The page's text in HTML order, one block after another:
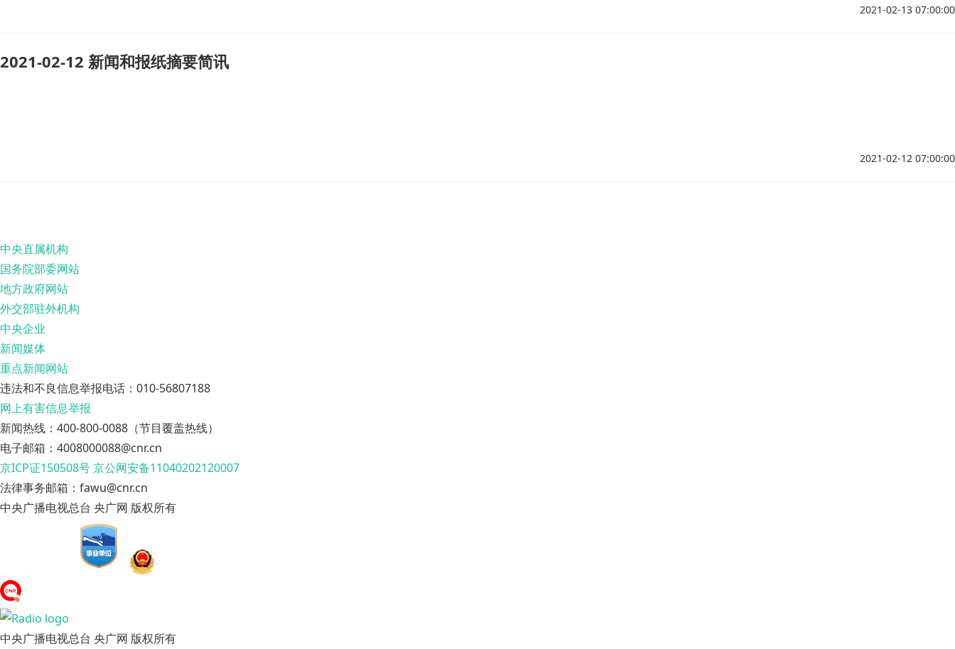
2021-02-13 07:00:00
2021-02-12 新闻和报纸摘要简讯
2021-02-12 07:00:00
中央直属机构
国务院部委网站
地方政府网站
外交部驻外机构
中央企业
新闻媒体
重点新闻网站
违法和不良信息举报电话：010-56807188
网上有害信息举报
新闻热线：400-800-0088（节目覆盖热线）
电子邮箱：4008000088@cnr.cn
京ICP证150508号京公网安备11040202120007
法律事务邮箱：fawu@cnr.cn
中央广播电视总台 央广网 版权所有
中央广播电视总台 央广网 版权所有